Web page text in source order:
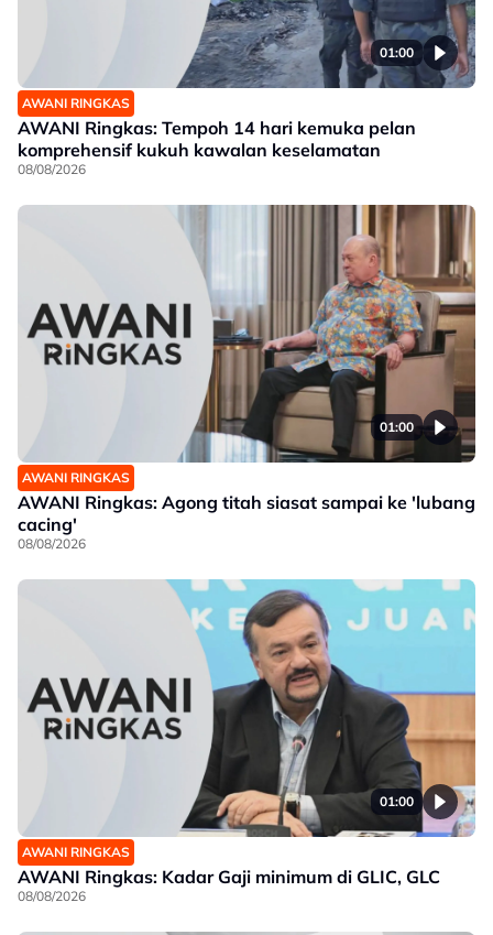
01:00
AWANI RINGKAS
AWANI Ringkas: Tempoh 14 hari kemuka pelan
komprehensif kukuh kawalan keselamatan
08/08/2026
01:00
AWANI RINGKAS
AWANI Ringkas: Agong titah siasat sampai ke 'lubang
cacing'
08/08/2026
01:00
AWANI RINGKAS
AWANI Ringkas: Kadar Gaji minimum di GLIC, GLC
08/08/2026